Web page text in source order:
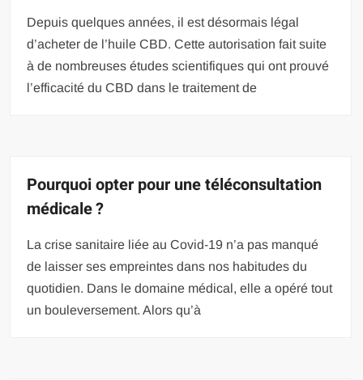
Depuis quelques années, il est désormais légal
d’acheter de l’huile CBD. Cette autorisation fait suite
à de nombreuses études scientifiques qui ont prouvé
l’efficacité du CBD dans le traitement de
Pourquoi opter pour une téléconsultation
médicale ?
La crise sanitaire liée au Covid-19 n’a pas manqué
de laisser ses empreintes dans nos habitudes du
quotidien. Dans le domaine médical, elle a opéré tout
un bouleversement. Alors qu’à